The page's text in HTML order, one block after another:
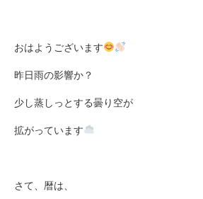
おはようございます
昨日雨の影響か？
少し蒸しっとする曇り空が
拡がっています
さて、暦は、